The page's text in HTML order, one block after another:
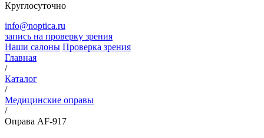
Круглосуточно
info@noptica.ru
запись на проверку зрения
Наши салоны Проверка зрения
Главная
/
Каталог
/
Медицинские оправы
/
Оправа AF-917